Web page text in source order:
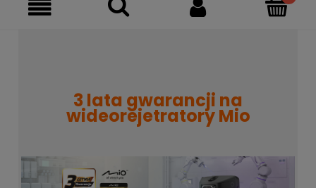
3 lata gwarancji na
wideorejetratory Mio